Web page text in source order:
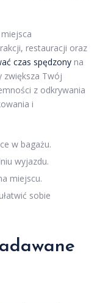
restauracji oraz
czas spędzony na
zwiększa Twój
z odkrywania
i
w bagażu.
wyjazdu.
miejscu.
sobie